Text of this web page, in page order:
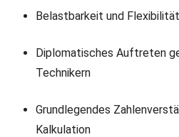
Belastbarkeit und
Diplomatisches Auftreten
Technikern
Grundlegendes
Kalkulation